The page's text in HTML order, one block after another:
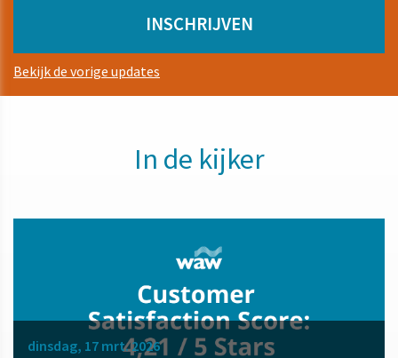
Bekijk de vorige updates
In de kijker
dinsdag, 17 mrt. 2026